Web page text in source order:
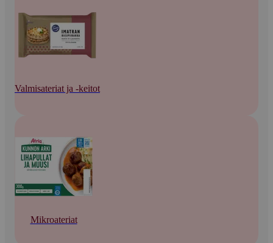
Valmisateriat ja -keitot
Mikroateriat